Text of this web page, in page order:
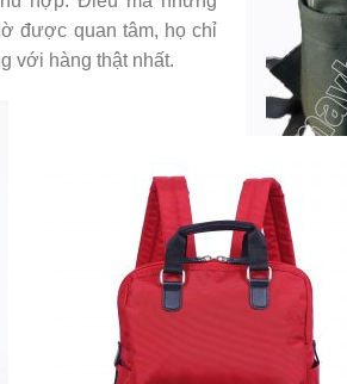
được quan tâm, họ chỉ
với hàng thật nhất.